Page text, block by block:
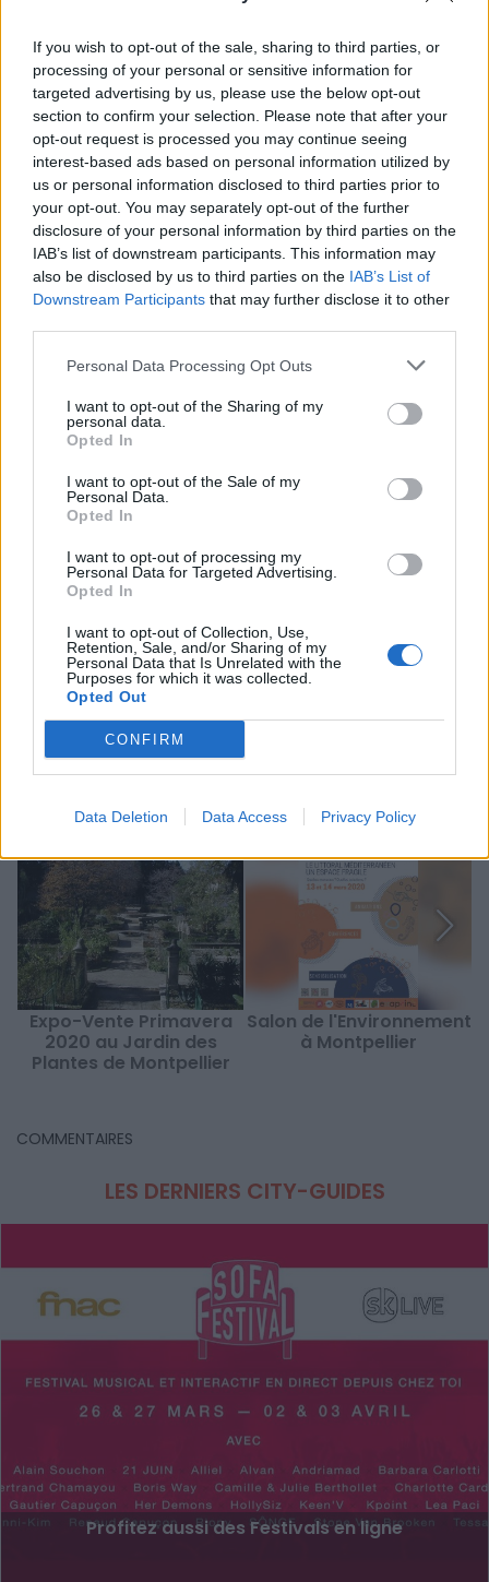
If you wish to opt-out of the sale, sharing to third parties, or
processing of your personal or sensitive information for
targeted advertising by us, please use the below opt-out
section to confirm your selection. Please note that after your
opt-out request is processed you may continue seeing
interest-based ads based on personal information utilized by
us or personal information disclosed to third parties prior to
your opt-out. You may separately opt-out of the further
disclosure of your personal information by third parties on the
IAB’s list of downstream participants. This information may
also be disclosed by us to third parties on the IAB’s List of
Downstream Participants that may further disclose it to other
Personal Data Processing Opt Outs
I want to opt-out of the Sharing of my
personal data.
Opted In
I want to opt-out of the Sale of my
Personal Data.
Opted In
I want to opt-out of processing my
Personal Data for Targeted Advertising.
Opted In
I want to opt-out of Collection, Use,
Retention, Sale, and/or Sharing of my
Personal Data that Is Unrelated with the
Purposes for which it was collected.
Opted Out
CONFIRM
Data Deletion Data Access Privacy Policy
LIEU
Jardin des Plantes et Institut de botanique de
Montpellier
Jardin des plantes de Montpellier
34000 Montpellier
Calcul d'itinéraire
TARIFS
Gratuit
SITE OFFICIEL
www.gnum.fr
Montpellier
jardin des plantes,conférences Montpellier
À LIRE AUSSI...
Expo-Vente Primavera
2020 au Jardin des
Plantes de Montpellier
Salon de l'Environnement
à Montpellier
COMMENTAIRES
LES DERNIERS CITY-GUIDES
Profitez aussi des Festivals en ligne